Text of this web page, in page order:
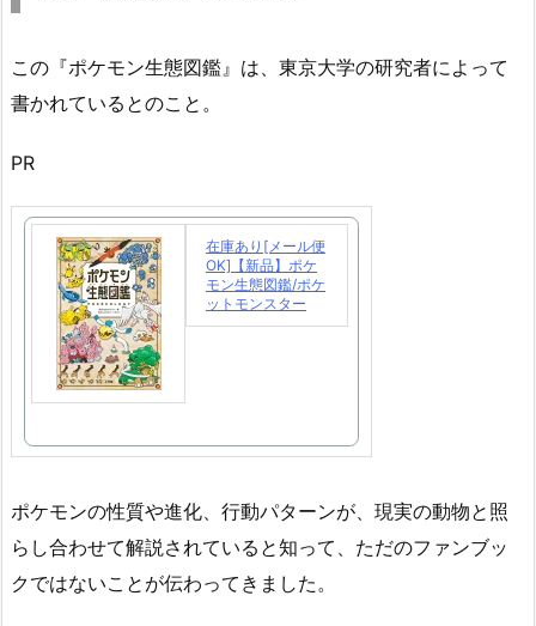
この『ポケモン生態図鑑』は、東京大学の研究者によって
書かれているとのこと。
PR
在庫あり[メール便
OK]【新品】ポケ
モン生態図鑑/ポケ
ットモンスター
ポケモンの性質や進化、行動パターンが、現実の動物と照
らし合わせて解説されていると知って、ただのファンブッ
クではないことが伝わってきました。